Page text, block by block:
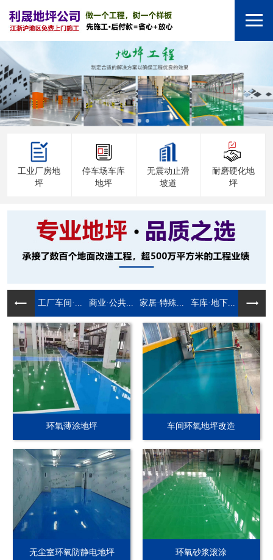
工业厂房地
坪
停车场车库
地坪
无震动止滑
坡道
耐磨硬化地
坪
工厂车间·... 商业·公共... 家居·特殊... 车库·地下...
环氧薄涂地坪 车间环氧地坪改造
无尘室环氧防静电地坪 环氧砂浆滚涂